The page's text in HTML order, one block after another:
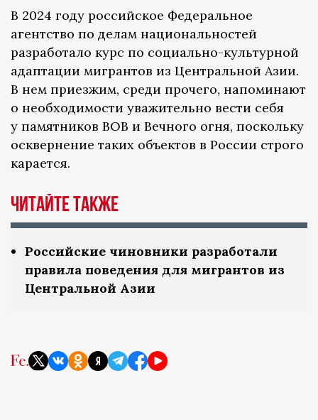
В 2024 году российское Федеральное
агентство по делам национальностей
разработало курс по социально-культурной
адаптации мигрантов из Центральной Азии.
В нем приезжим, среди прочего, напоминают
о необходимости уважительно вести себя
у памятников ВОВ и Вечного огня, поскольку
осквернение таких объектов в России строго
карается.
Читайте также
Российские чиновники разработали
правила поведения для мигрантов из
Центральной Азии